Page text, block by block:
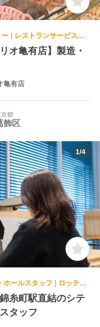
カフェ, ベーカリー・ブーランジェリー | レストランサービス・ホールスタッフ | JACK IN THE DONUTS アリオ亀有店
オ亀有店】製造・
亀有店
都
飾区
1/4
ホテル・旅館 | レストランサービス・ホールスタッフ | ロッテシティホテル錦糸町 シャルロッテ
糸町駅直結のシテ
タッフ